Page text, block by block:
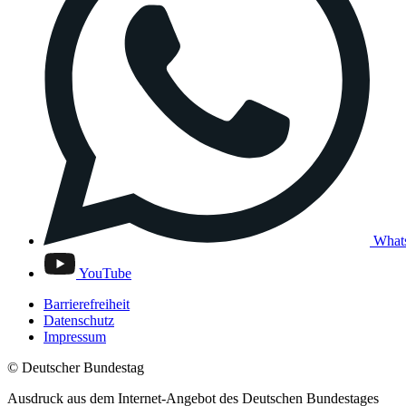
YouTube
Barrierefreiheit
Datenschutz
Impressum
© Deutscher Bundestag
Ausdruck aus dem Internet-Angebot des Deutschen Bundestages